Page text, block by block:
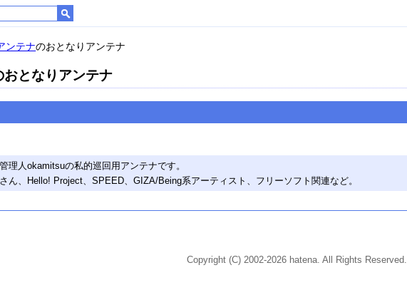
ンテナのおとなりアンテナ
おとなりアンテナ
理人okamitsuの私的巡回用アンテナです。
ん、Hello! Project、SPEED、GIZA/Being系アーティスト、フリーソフト関連など。
Copyright (C) 2002-2026 hatena. All Rights Reserved.